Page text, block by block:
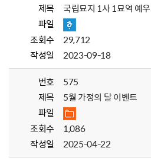
제목
국립묘지 1사 1묘역 예
파일
조회수
29,712
작성일
2023-09-18
번호
575
제목
5월 가정의 달 이벤트
파일
조회수
1,086
작성일
2025-04-22